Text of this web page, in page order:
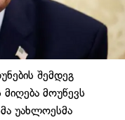
შემდეგ
მოუწევს
უახლოესმა